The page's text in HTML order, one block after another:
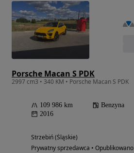
Porsche Macan S PDK
2997 cm3 • 340 KM • Porsche Macan S PDK
109 986 km Benzyna
2016
Strzebiń (Śląskie)
Prywatny sprzedawca • Opublikowano